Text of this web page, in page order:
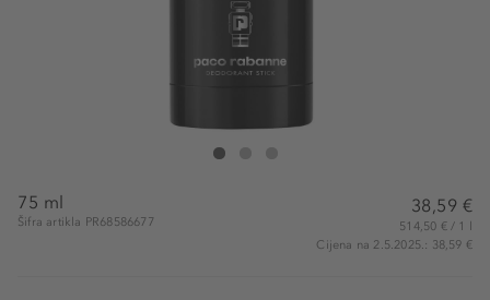
Rabanne Phantom Deodorant Stick
75 ml
Šifra artikla PR68586677
38,59 €
514,50 € / 1 l
Cijena na 2.5.2025.: 38,59 €